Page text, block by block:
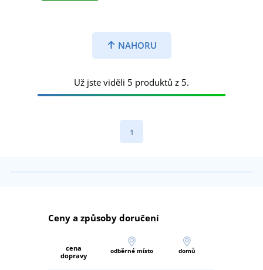
NAHORU
Už jste viděli 5 produktů z 5.
1
Ceny a způsoby doručení
cena
dopravy
odběrné místo domů